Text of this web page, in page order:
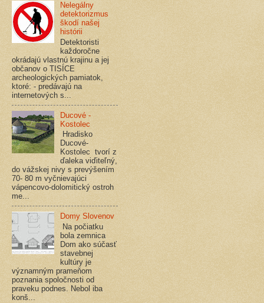
Nelegálny
detektorizmus
škodí našej
histórii
Detektoristi
každoročne
okrádajú vlastnú krajinu a jej
občanov o TISÍCE
archeologických pamiatok,
ktoré: - predávajú na
internetových s...
Ducové -
Kostolec
Hradisko
Ducové-
Kostolec tvorí z
ďaleka viďiteľný,
do vážskej nivy s prevýšením
70- 80 m vyčnievajúci
vápencovo-dolomitický ostroh
me...
Domy Slovenov
Na počiatku
bola zemnica
Dom ako súčasť
stavebnej
kultúry je
významným prameňom
poznania spoločnosti od
praveku podnes. Nebol iba
konš...